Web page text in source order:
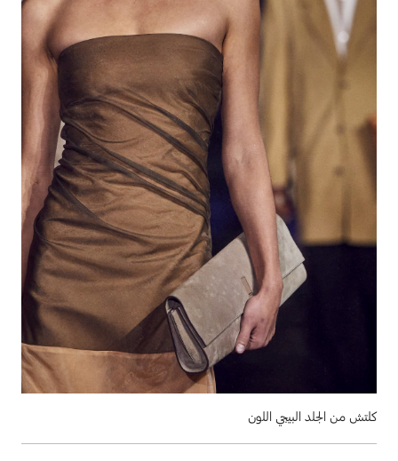
كلتش من الجلد البيجي اللون